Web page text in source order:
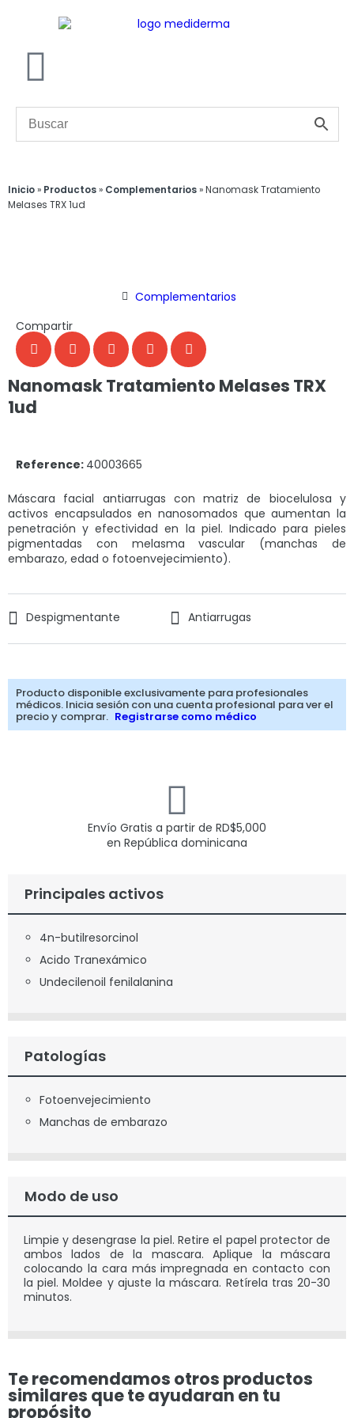
Inicio» Productos» Complementarios»Nanomask Tratamiento
Melases TRX 1ud
Complementarios
Compartir
Nanomask Tratamiento Melases TRX
1ud
Reference: 40003665
Máscara facial antiarrugas con matriz de biocelulosa y
activos encapsulados en nanosomados que aumentan la
penetración y efectividad en la piel. Indicado para pieles
pigmentadas con melasma vascular (manchas de
embarazo, edad o fotoenvejecimiento).
Despigmentante Antiarrugas
Producto disponible exclusivamente para profesionales
médicos. Inicia sesión con una cuenta profesional para ver el
precio y comprar. Registrarse como médico
Envío Gratis a partir de RD$5,000
en República dominicana
Principales activos
4n-butilresorcinol
Acido Tranexámico
Undecilenoil fenilalanina
Patologías
Fotoenvejecimiento
Manchas de embarazo
Modo de uso
Limpie y desengrase la piel. Retire el papel protector de
ambos lados de la mascara. Aplique la máscara
colocando la cara más impregnada en contacto con
la piel. Moldee y ajuste la máscara. Retírela tras 20-30
minutos.
Te recomendamos otros productos
similares que te ayudaran en tu
propósito